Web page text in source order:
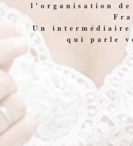
l’organisation
Un intermédiaire
qui parle